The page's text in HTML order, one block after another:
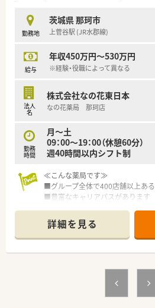
ってくださる方を希望しています
≪休日、終業時間など≫
ため、有給消化となります。有給
へのヘルプでも働いていただくこと
≪その他待遇≫
■会社負担で定期的にPCR検査を
■地元密着の薬局希望の方、地元
■在宅業務に興味がある方
■メリハリある働き方をしたい方
勤務地
茨城県 那珂市
上菅谷駅 (JR水郡線)
給与
年収450万円～530万円
※経験・役職によって異なる
法人
名
株式会社なの花東日本
なの花薬局 那珂店
勤務
時間
月～土
09：00～19：00（休憩60分）
週40時間以内シフト制
≪こんな薬局です≫
■グループ全体で400店舗以上あ
■豊富なキャリアパスがありま
■監査システムの導入をはじめ、
■高度な専門知識による調剤をベ
組み、アロマ・ハーブ等、患者様の
■定着率が高く、残業1分単位で支
詳細を見る